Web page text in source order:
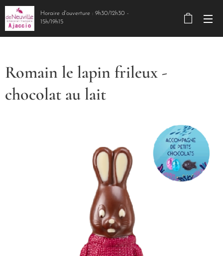
Horaire d'ouverture : 9h30/12h30 -
15h/19h15
Romain le lapin frileux -
chocolat au lait